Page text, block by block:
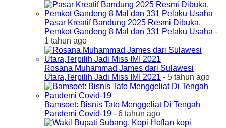
Pasar Kreatif Bandung 2025 Resmi Dibuka,
Pemkot Gandeng 8 Mal dan 331 Pelaku Usaha -
1 tahun ago
Rosana Muhammad James dari Sulawesi
Utara,Terpilih Jadi Miss IMI 2021 - 5 tahun ago
Bamsoet: Bisnis Tato Menggeliat Di Tengah
Pandemi Covid-19 - 6 tahun ago